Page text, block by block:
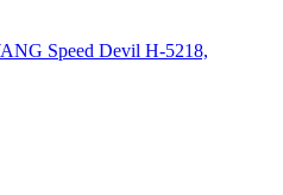
Speed Devil H-5218,